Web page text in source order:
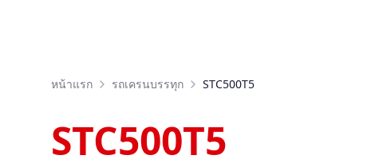
หน้าแรก รถเครนบรรทุก STC500T5
STC500T5